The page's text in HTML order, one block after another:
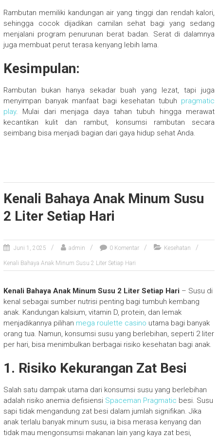
Rambutan memiliki kandungan air yang tinggi dan rendah kalori,
sehingga cocok dijadikan camilan sehat bagi yang sedang
menjalani program penurunan berat badan. Serat di dalamnya
juga membuat perut terasa kenyang lebih lama.
Kesimpulan:
Rambutan bukan hanya sekadar buah yang lezat, tapi juga
menyimpan banyak manfaat bagi kesehatan tubuh pragmatic
play. Mulai dari menjaga daya tahan tubuh hingga merawat
kecantikan kulit dan rambut, konsumsi rambutan secara
seimbang bisa menjadi bagian dari gaya hidup sehat Anda.
Kenali Bahaya Anak Minum Susu
2 Liter Setiap Hari
Juni 1, 2025 admin 0 Komentar Kesehatan
Kenali Bahaya Anak Minum Susu 2 Liter Setiap Hari
Kenali Bahaya Anak Minum Susu 2 Liter Setiap Hari – Susu di
kenal sebagai sumber nutrisi penting bagi tumbuh kembang
anak. Kandungan kalsium, vitamin D, protein, dan lemak
menjadikannya pilihan mega roulette casino utama bagi banyak
orang tua. Namun, konsumsi susu yang berlebihan, seperti 2 liter
per hari, bisa menimbulkan berbagai risiko kesehatan bagi anak.
1. Risiko Kekurangan Zat Besi
Salah satu dampak utama dari konsumsi susu yang berlebihan
adalah risiko anemia defisiensi Spaceman Pragmatic besi. Susu
sapi tidak mengandung zat besi dalam jumlah signifikan. Jika
anak terlalu banyak minum susu, ia bisa merasa kenyang dan
tidak mau mengonsumsi makanan lain yang kaya zat besi,